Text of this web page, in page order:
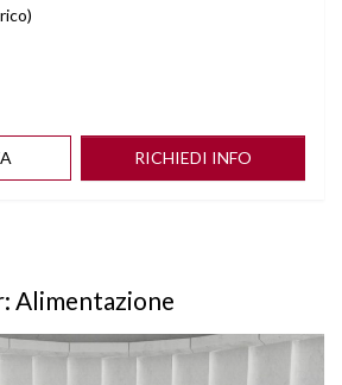
RICHIEDI INFO
Alimentazione